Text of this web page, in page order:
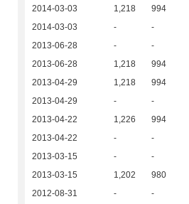
2014-03-03 1,218 994
2014-03-03 - -
2013-06-28 - -
2013-06-28 1,218 994
2013-04-29 1,218 994
2013-04-29 - -
2013-04-22 1,226 994
2013-04-22 - -
2013-03-15 - -
2013-03-15 1,202 980
2012-08-31 - -